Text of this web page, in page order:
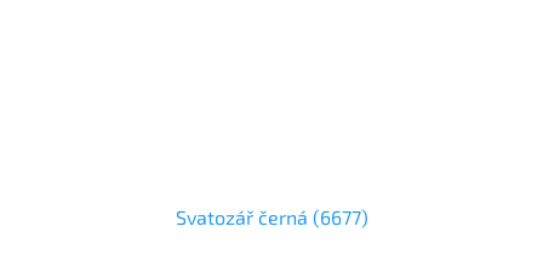
Svatozář černá (6677)